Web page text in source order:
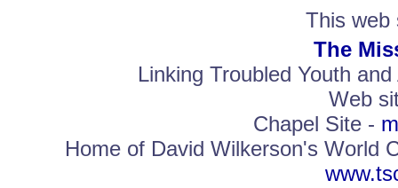
This web
The
Linking Troubled Youth
Web
Chapel Site -
Home of David Wilkerson's World